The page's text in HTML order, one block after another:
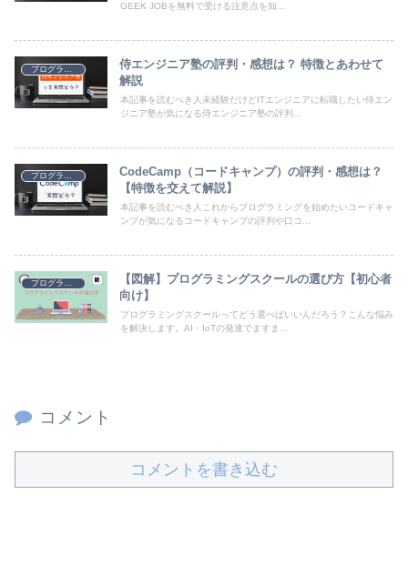
GEEK JOBを無料で受ける注意点を知...
侍エンジニア塾の評判・感想は？ 特徴とあわせて
解説
本記事を読むべき人未経験だけどITエンジニアに転職したい侍エン
ジニア塾が気になる侍エンジニア塾の評判...
プログラミング
CodeCamp（コードキャンプ）の評判・感想は？
【特徴を交えて解説】
本記事を読むべき人これからプログラミングを始めたいコードキャ
ンプが気になるコードキャンプの評判や口コ...
プログラミング
【図解】プログラミングスクールの選び方【初心者
向け】
プログラミングスクールってどう選べばいいんだろう？こんな悩み
を解決します。AI・IoTの発達でますま...
コメント
コメントを書き込む